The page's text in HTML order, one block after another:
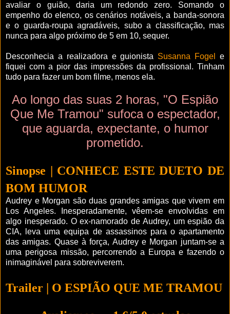
avaliar o guião, daria um redondo zero. Somando o
empenho do elenco, os cenários notáveis, a banda-sonora
e o guarda-roupa agradáveis, subo a classificação, mas
nunca para algo próximo de 5 em 10, sequer.
Desconhecia a realizadora e guionista Susanna Fogel
e
fiquei com a pior das impressões da profissional. Tinham
tudo para fazer um bom filme, menos ela.
Ao longo das suas 2 horas, "O Espião
Que Me Tramou" sufoca o espectador,
que aguarda, expectante, o humor
prometido.
Sinopse | CONHECE ESTE DUETO DE
BOM HUMOR
Audrey e Morgan são duas grandes amigas que vivem em
Los Angeles. Inesperadamente, vêem-se envolvidas em
algo inesperado. O ex-namorado de Audrey, um espião da
CIA, leva uma equipa de assassinos para o apartamento
das amigas. Quase à força, Audrey e Morgan juntam-se a
uma perigosa missão, percorrendo a Europa e fazendo o
inimaginável para sobreviverem.
Trailer | O ESPIÃO QUE ME TRAMOU